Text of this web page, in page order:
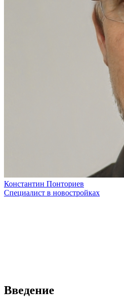
Константин Понториев
Специалист в новостройках
Введение